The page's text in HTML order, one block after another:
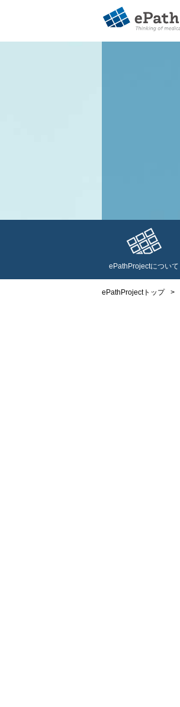
ePathProjectについて
ePathProjectトップ